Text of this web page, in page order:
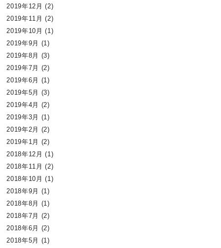
2019年12月 (2)
2019年11月 (2)
2019年10月 (1)
2019年9月 (1)
2019年8月 (3)
2019年7月 (2)
2019年6月 (1)
2019年5月 (3)
2019年4月 (2)
2019年3月 (1)
2019年2月 (2)
2019年1月 (2)
2018年12月 (1)
2018年11月 (2)
2018年10月 (1)
2018年9月 (1)
2018年8月 (1)
2018年7月 (2)
2018年6月 (2)
2018年5月 (1)